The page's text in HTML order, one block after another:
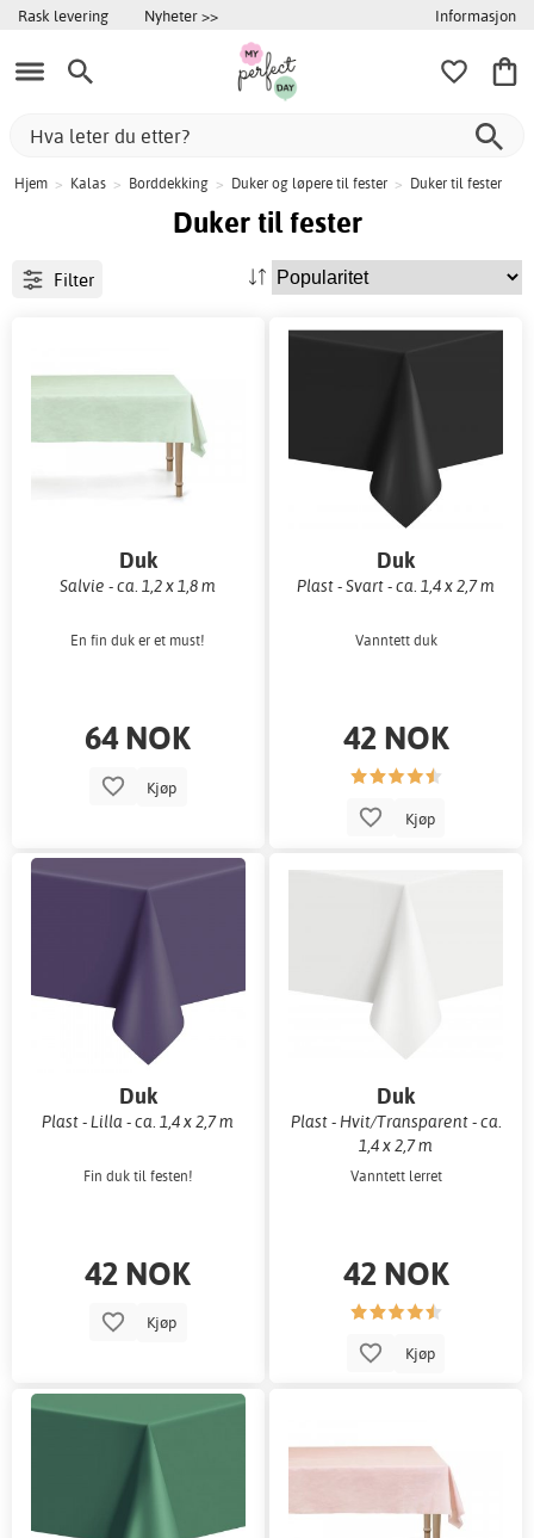
Rask levering Nyheter >> Informasjon
Hjem > Kalas > Borddekking > Duker og løpere til fester > Duker til fester
Duker til fester
Filter
Duk
Salvie - ca. 1,2 x 1,8 m
En fin duk er et must!
64 NOK
Kjøp
Duk
Plast - Svart - ca. 1,4 x 2,7 m
Vanntett duk
42 NOK
Kjøp
Duk
Plast - Lilla - ca. 1,4 x 2,7 m
Fin duk til festen!
42 NOK
Kjøp
Duk
Plast - Hvit/Transparent - ca.
1,4 x 2,7 m
Vanntett lerret
42 NOK
Kjøp